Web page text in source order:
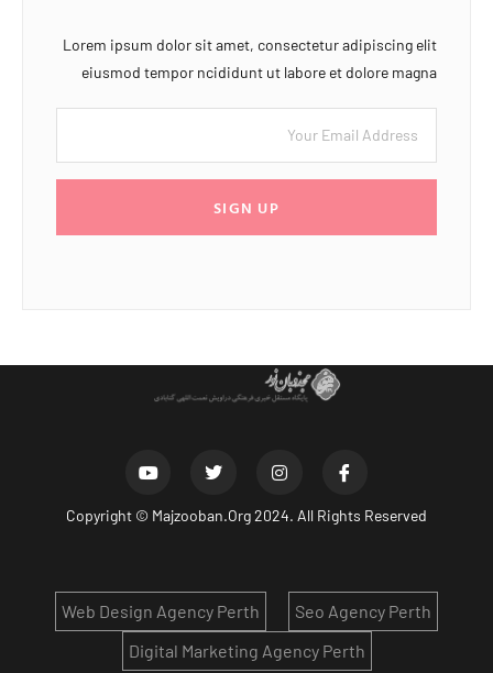
Lorem ipsum dolor sit amet, consectetur adipiscing elit
eiusmod tempor ncididunt ut labore et dolore magna
SIGN UP
Copyright © Majzooban.Org2024. All Rights Reserved
Seo Agency Perth
Web Design Agency Perth
Digital Marketing Agency Perth